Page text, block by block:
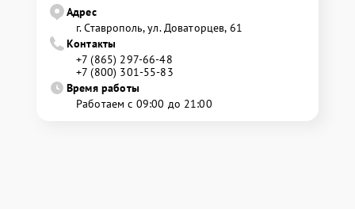
Адрес
г. Ставрополь, ул. Доваторцев, 61
Контакты
+7 (865) 297-66-48
+7 (800) 301-55-83
Время работы
Работаем с 09:00 до 21:00